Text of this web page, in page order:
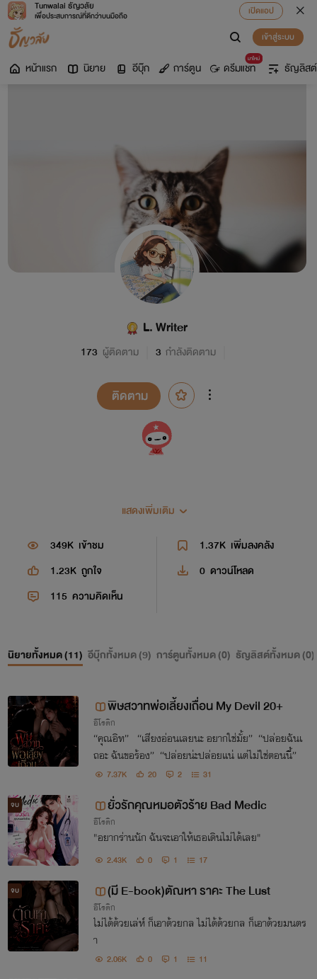
Tunwalai ธัญวลัย
เพื่อประสบการณ์ที่ดีกว่าบนมือถือ
เปิดแอป
เข้าสู่ระบบ
หน้าแรก นิยาย อีบุ๊ก การ์ตูน
มาใหม่
ดรีมแชท ธัญลิสต์
L. Writer
173 ผู้ติดตาม 3 กำลังติดตาม
ติดตาม
ขอบคุณที่ติดตามและเข้ามาอ่านนิยายของไรท์นะคะ หากมี
คำติชมก็สามารถเขียนคอมเมนท์ได้เลยนะจ้า
แสดงเพิ่มเติม
349K เข้าชม 1.37K เพิ่มลงคลัง
1.23K ถูกใจ 0 ดาวน์โหลด
115 ความคิดเห็น
นิยายทั้งหมด (11) อีบุ๊กทั้งหมด (9) การ์ตูนทั้งหมด (0) ธัญลิสต์ทั้งหมด (0)
พิษสวาทพ่อเลี้ยงเถื่อน My Devil 20+
อีโรติก
“คุณอิท” “เสียงอ่อนเลยนะ อยากใช่มั้ย” “ปล่อยฉันเ
ถอะ ฉันขอร้อง” “ปล่อยน่ะปล่อยแน่ แต่ไม่ใช่ตอนนี้”
7.37K 20 2 31
จบ ยั่วรักคุณหมอตัวร้าย Bad Medic
อีโรติก
"อยากร่านนัก ฉันจะเอาให้เธอเดินไม่ได้เลย"
2.43K 0 1 17
จบ (มี E-book)ตัณหา ราคะ The Lust
อีโรติก
ไม่ได้ด้วยเล่ห์ ก็เอาด้วยกล ไม่ได้ด้วยกล ก็เอาด้วยมนตร
า
2.06K 0 1 11